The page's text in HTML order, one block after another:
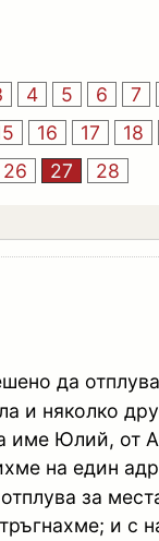
4 5 6 7
16 17 18
26 27 28
да
и няколко
име Юлий, от
на един
за
и с